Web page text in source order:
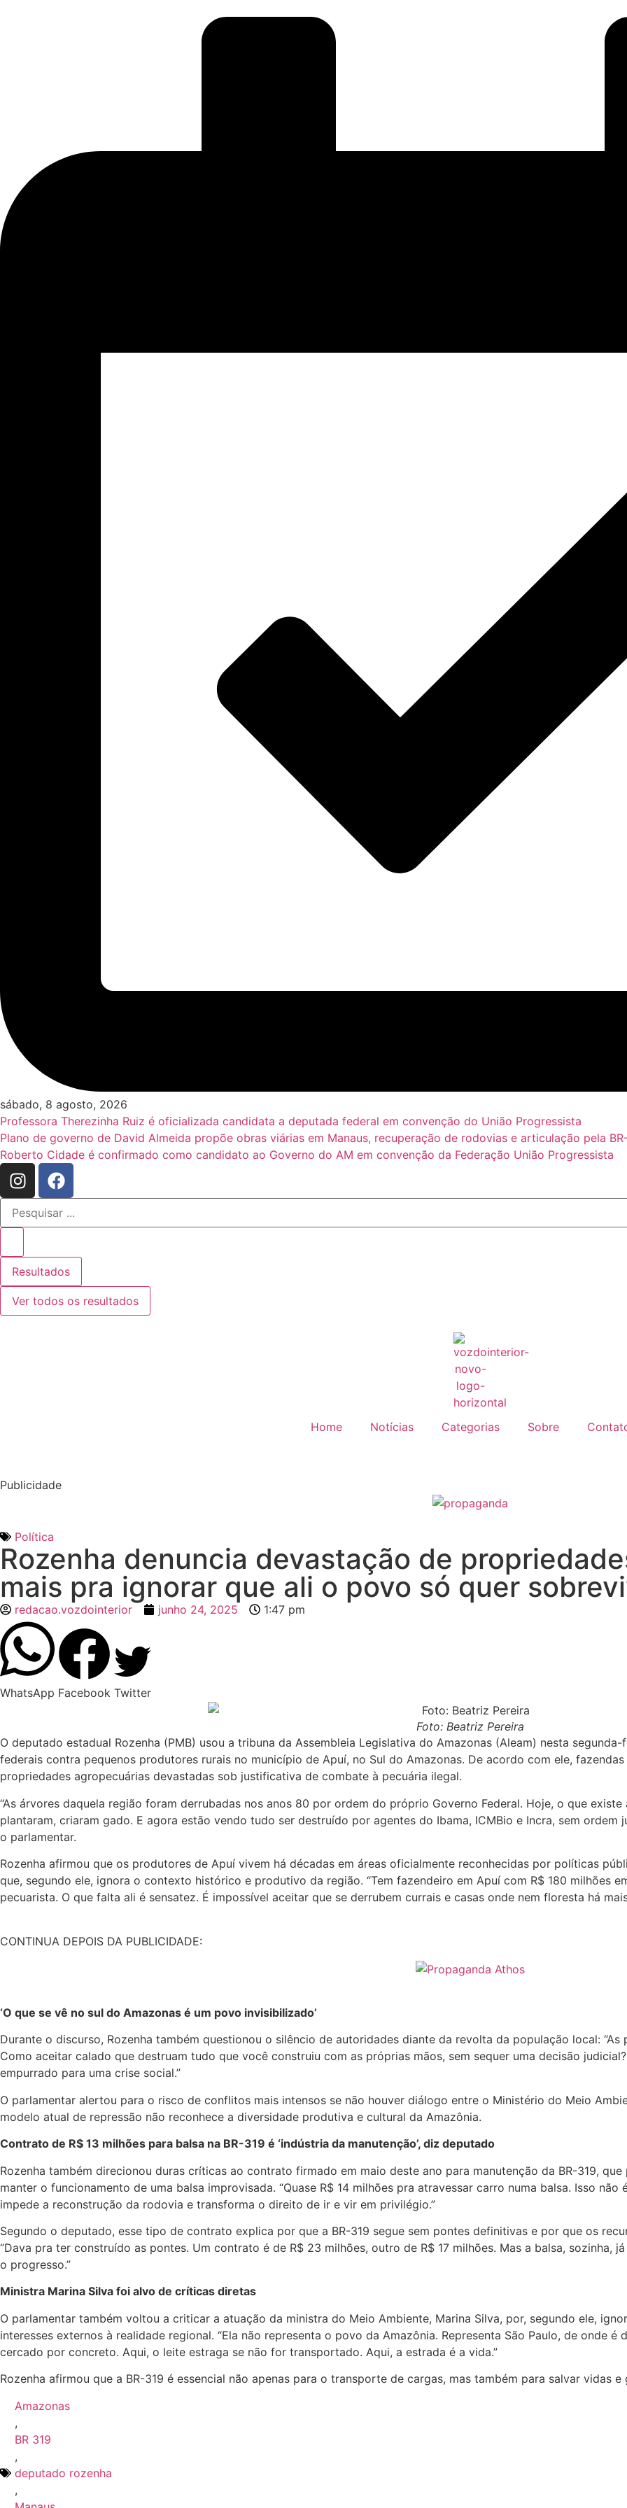
sábado, 8 agosto, 2026
Professora Therezinha Ruiz é oficializada candidata a deputada federal em convenção do União Progressista
Plano de governo de David Almeida propõe obras viárias em Manaus, recuperação de rodovias e articulação pela
Roberto Cidade é confirmado como candidato ao Governo do AM em convenção da Federação União Progressista
Resultados
Ver todos os resultados
Home Notícias Categorias Sobre
Publicidade
Política
Rozenha denuncia devastação de
mais pra ignorar que ali o povo só quer
redacao.vozdointerior junho 24, 2025 1:47 pm
WhatsApp Facebook Twitter
Foto: Beatriz Pereira
O deputado estadual Rozenha (PMB) usou a tribuna da Assembleia Legislativa do Amazonas (Aleam) nesta
federais contra pequenos produtores rurais no município de Apuí, no Sul do Amazonas. De acordo com ele,
propriedades agropecuárias devastadas sob justificativa de combate à pecuária ilegal.
“As árvores daquela região foram derrubadas nos anos 80 por ordem do próprio Governo Federal. Hoje, o que
plantaram, criaram gado. E agora estão vendo tudo ser destruído por agentes do Ibama, ICMBio e Incra, sem
o parlamentar.
Rozenha afirmou que os produtores de Apuí vivem há décadas em áreas oficialmente reconhecidas por políticas
que, segundo ele, ignora o contexto histórico e produtivo da região. “Tem fazendeiro em Apuí com R$ 180 milhões
pecuarista. O que falta ali é sensatez. É impossível aceitar que se derrubem currais e casas onde nem floresta há
CONTINUA DEPOIS DA PUBLICIDADE:
‘O que se vê no sul do Amazonas é um povo invisibilizado’
Durante o discurso, Rozenha também questionou o silêncio de autoridades diante da revolta da população local:
Como aceitar calado que destruam tudo que você construiu com as próprias mãos, sem sequer uma decisão
empurrado para uma crise social.”
O parlamentar alertou para o risco de conflitos mais intensos se não houver diálogo entre o Ministério do Meio
modelo atual de repressão não reconhece a diversidade produtiva e cultural da Amazônia.
Contrato de R$ 13 milhões para balsa na BR-319 é ‘indústria da manutenção’, diz deputado
Rozenha também direcionou duras críticas ao contrato firmado em maio deste ano para manutenção da BR-319,
manter o funcionamento de uma balsa improvisada. “Quase R$ 14 milhões pra atravessar carro numa balsa. Isso
impede a reconstrução da rodovia e transforma o direito de ir e vir em privilégio.”
Segundo o deputado, esse tipo de contrato explica por que a BR-319 segue sem pontes definitivas e por que os
“Dava pra ter construído as pontes. Um contrato é de R$ 23 milhões, outro de R$ 17 milhões. Mas a balsa, sozinha,
o progresso.”
Ministra Marina Silva foi alvo de críticas diretas
O parlamentar também voltou a criticar a atuação da ministra do Meio Ambiente, Marina Silva, por, segundo ele,
interesses externos à realidade regional. “Ela não representa o povo da Amazônia. Representa São Paulo, de onde
cercado por concreto. Aqui, o leite estraga se não for transportado. Aqui, a estrada é a vida.”
Rozenha afirmou que a BR-319 é essencial não apenas para o transporte de cargas, mas também para salvar vidas
Amazonas
,
BR 319
,
deputado rozenha
,